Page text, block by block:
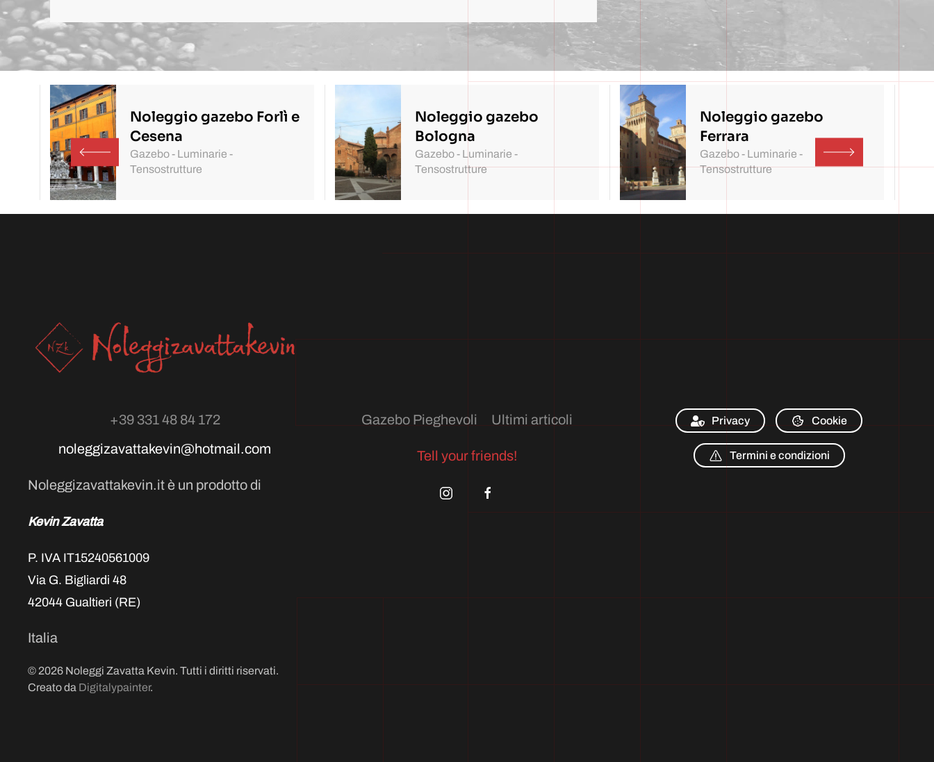
Noleggio gazebo Forlì e
Cesena
Gazebo - Luminarie -
Tensostrutture
Noleggio gazebo
Bologna
Gazebo - Luminarie -
Tensostrutture
Noleggio gazebo
Ferrara
Gazebo - Luminarie -
Tensostrutture
+39 331 48 84 172
noleggizavattakevin@hotmail.com
Noleggizavattakevin.it è un prodotto di
Kevin Zavatta
P. IVA IT15240561009
Via G. Bigliardi 48
42044 Gualtieri (RE)
Italia
Gazebo Pieghevoli Ultimi articoli
Tell your friends!
Privacy Cookie
Termini e condizioni
© 2026 Noleggi Zavatta Kevin. Tutti i diritti riservati.
Creato da Digitalypainter.